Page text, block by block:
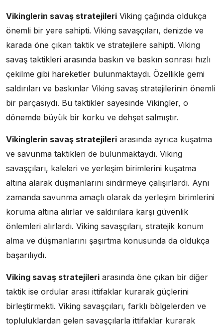
Vikinglerin savaş stratejileri Viking çağında oldukça
önemli bir yere sahipti. Viking savaşçıları, denizde ve
karada öne çıkan taktik ve stratejilere sahipti. Viking
savaş taktikleri arasında baskın ve baskın sonrası hızlı
çekilme gibi hareketler bulunmaktaydı. Özellikle gemi
saldırıları ve baskınlar Viking savaş stratejilerinin önemli
bir parçasıydı. Bu taktikler sayesinde Vikingler, o
dönemde büyük bir korku ve dehşet salmıştır.
Vikinglerin savaş stratejileri arasında ayrıca kuşatma
ve savunma taktikleri de bulunmaktaydı. Viking
savaşçıları, kaleleri ve yerleşim birimlerini kuşatma
altına alarak düşmanlarını sindirmeye çalışırlardı. Aynı
zamanda savunma amaçlı olarak da yerleşim birimlerini
koruma altına alırlar ve saldırılara karşı güvenlik
önlemleri alırlardı. Viking savaşçıları, stratejik konum
alma ve düşmanlarını şaşırtma konusunda da oldukça
başarılıydı.
Viking savaş stratejileri arasında öne çıkan bir diğer
taktik ise ordular arası ittifaklar kurarak güçlerini
birleştirmekti. Viking savaşçıları, farklı bölgelerden ve
topluluklardan gelen savaşçılarla ittifaklar kurarak